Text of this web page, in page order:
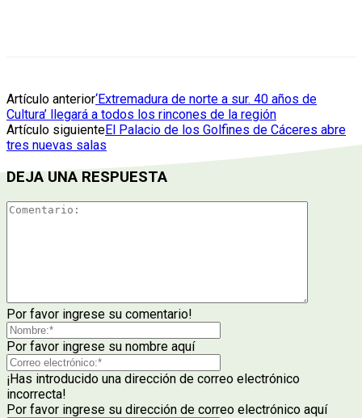
Artículo anterior‘Extremadura de norte a sur. 40 años de
Cultura’ llegará a todos los rincones de la región
Artículo siguienteEl Palacio de los Golfines de Cáceres abre
tres nuevas salas
DEJA UNA RESPUESTA
Por favor ingrese su comentario!
Por favor ingrese su nombre aquí
¡Has introducido una dirección de correo electrónico
incorrecta!
Por favor ingrese su dirección de correo electrónico aquí